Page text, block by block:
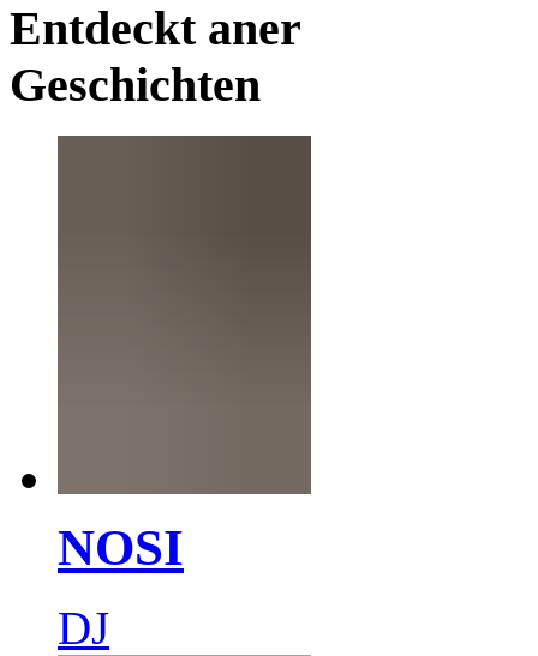
Entdeckt aner
Geschichten
NOSI
DJ